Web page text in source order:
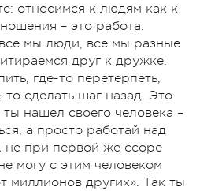
относимся к людям как к
– это работа.
мы люди, все мы разные
друг к дружке.
где-то перетерпеть,
то сделать шаг назад. Это
нашел своего человека –
а просто работай над
не при первой же ссоре
могу с этим человеком
миллионов других». Так ты